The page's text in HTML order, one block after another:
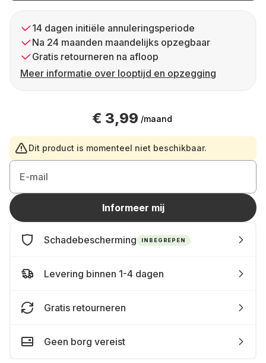
14 dagen initiële annuleringsperiode
Na 24 maanden maandelijks opzegbaar
Gratis retourneren na afloop
Meer informatie over looptijd en opzegging
€ 3,99 /maand
Dit product is momenteel niet beschikbaar.
E-mail
Informeer mij
Schadebescherming INBEGREPEN
Levering binnen 1-4 dagen
Gratis retourneren
Geen borg vereist